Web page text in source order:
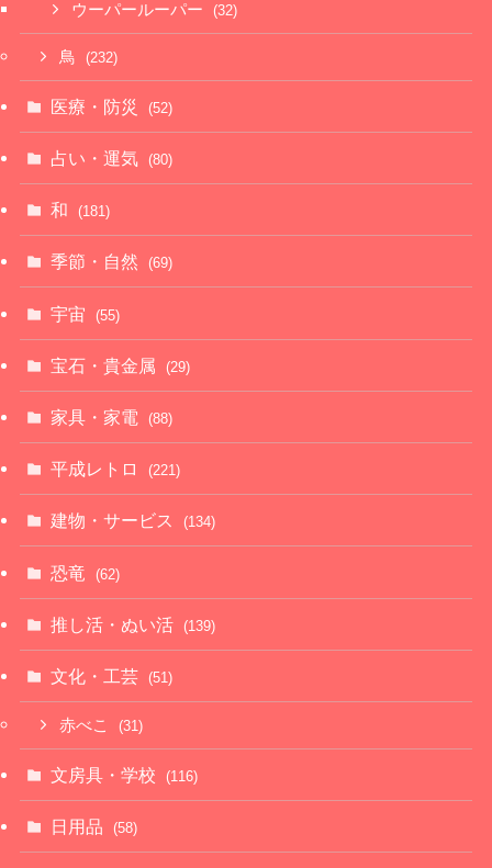
ウーパールーパー (32)
鳥 (232)
医療・防災 (52)
占い・運気 (80)
和 (181)
季節・自然 (69)
宇宙 (55)
宝石・貴金属 (29)
家具・家電 (88)
平成レトロ (221)
建物・サービス (134)
恐竜 (62)
推し活・ぬい活 (139)
文化・工芸 (51)
赤べこ (31)
文房具・学校 (116)
日用品 (58)